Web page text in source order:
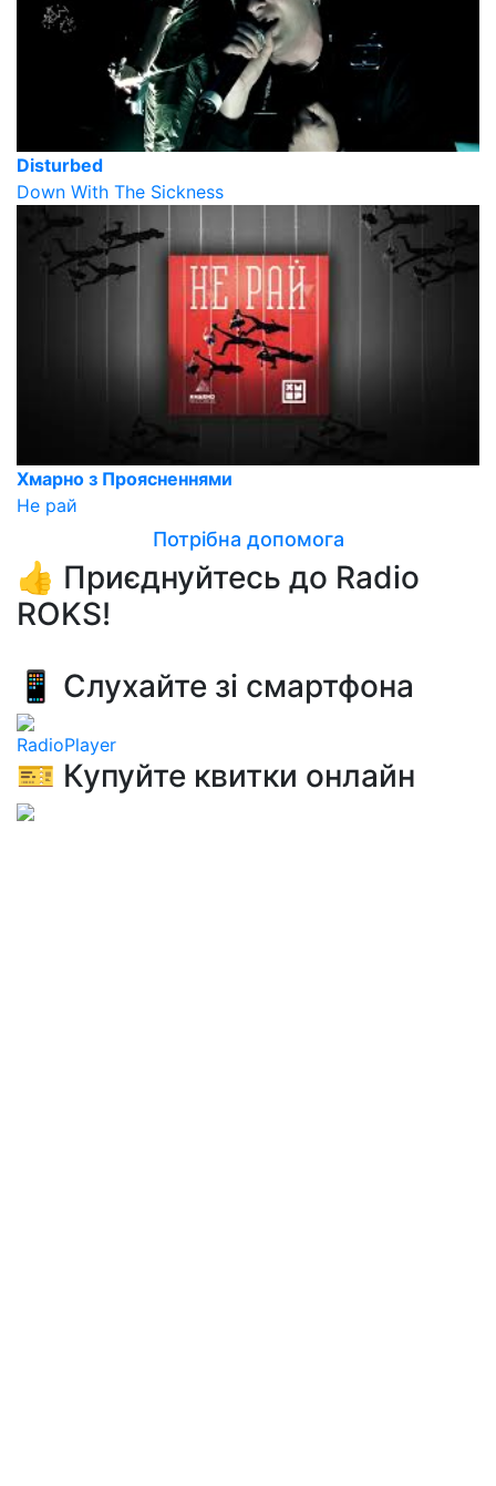
Disturbed
Down With The Sickness
Хмарно з Проясненнями
Не рай
Потрібна допомога
👍 Приєднуйтесь до Radio
ROKS!
📱 Слухайте зі смартфона
RadioPlayer
🎫 Купуйте квитки онлайн